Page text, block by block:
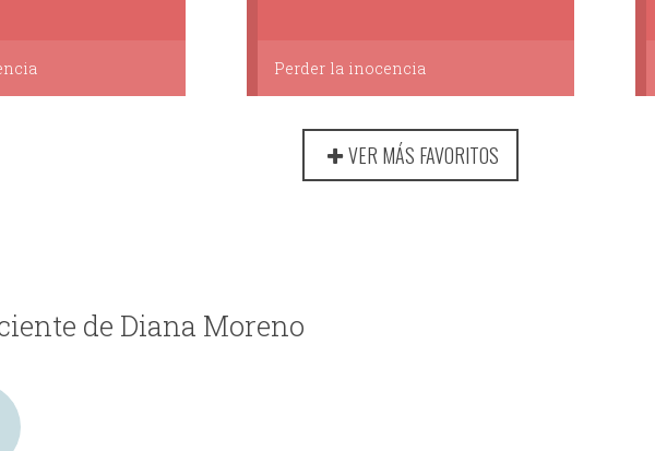
Perder la inocencia
VER MÁS FAVORITOS
de Diana Moreno